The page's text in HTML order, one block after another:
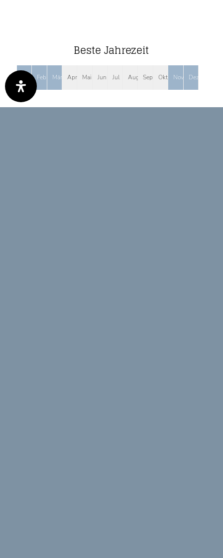
Beste Jahrezeit
Feb Mär Apr Mai Jun Jul Aug Sep Okt Nov Dez